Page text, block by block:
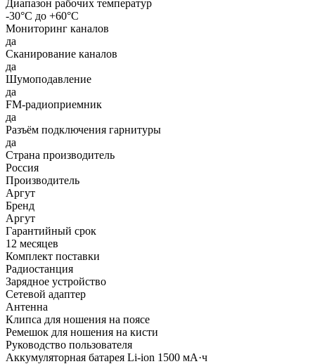
Диапазон рабочих температур
-30°С до +60°С
Мониторинг каналов
да
Сканирование каналов
да
Шумоподавление
да
FM-радиоприемник
да
Разъём подключения гарнитуры
да
Страна производитель
Россия
Производитель
Аргут
Бренд
Аргут
Гарантийный срок
12 месяцев
Комплект поставки
Радиостанция
Зарядное устройство
Сетевой адаптер
Антенна
Клипса для ношения на поясе
Ремешок для ношения на кисти
Руководство пользователя
Аккумуляторная батарея Li-ion 1500 мА·ч